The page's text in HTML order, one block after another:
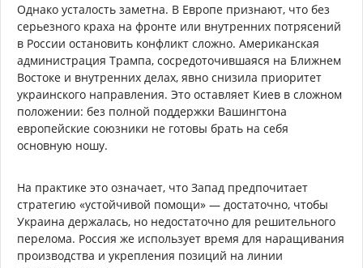
Однако усталость заметна. В Европе признают, что без
серьезного краха на фронте или внутренних потрясений
в России остановить конфликт сложно. Американская
администрация Трампа, сосредоточившаяся на Ближнем
Востоке и внутренних делах, явно снизила приоритет
украинского направления. Это оставляет Киев в сложном
положении: без полной поддержки Вашингтона
европейские союзники не готовы брать на себя
основную ношу.
На практике это означает, что Запад предпочитает
стратегию «устойчивой помощи» — достаточно, чтобы
Украина держалась, но недостаточно для решительного
перелома. Россия же использует время для наращивания
производства и укрепления позиций на линии